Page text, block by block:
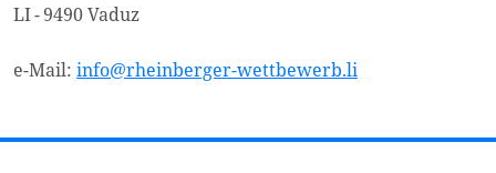
LI - 9490 Vaduz
e-Mail: info@rheinberger-wettbewerb.li